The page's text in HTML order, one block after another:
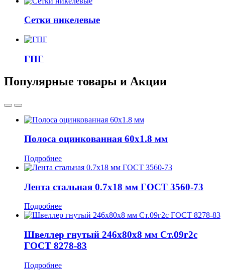
Сетки никелевые
ГПГ
Популярные товары и Акции
Полоса оцинкованная 60x1.8 мм
Подробнее
Лента стальная 0.7x18 мм ГОСТ 3560-73
Подробнее
Швеллер гнутый 246x80x8 мм Ст.09г2с
ГОСТ 8278-83
Подробнее